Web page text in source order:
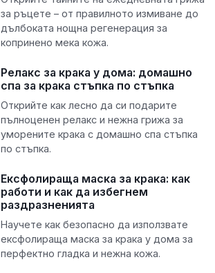
за ръцете – от правилното измиване до
дълбоката нощна регенерация за
копринено мека кожа.
Релакс за крака у дома: домашно
спа за крака стъпка по стъпка
Открийте как лесно да си подарите
пълноценен релакс и нежна грижа за
уморените крака с домашно спа стъпка
по стъпка.
Ексфолираща маска за крака: как
работи и как да избегнем
раздразненията
Научете как безопасно да използвате
ексфолираща маска за крака у дома за
перфектно гладка и нежна кожа.